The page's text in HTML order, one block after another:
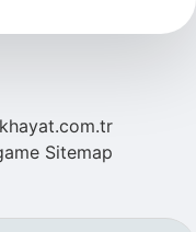
Sitemap